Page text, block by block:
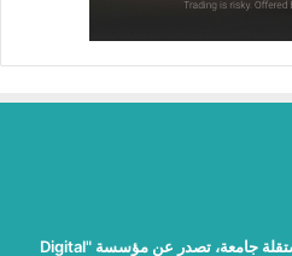
"نيوز بلوس"، جريدة الكترونية مستقلة جامعة، تصدر عن مؤسسة "Digital